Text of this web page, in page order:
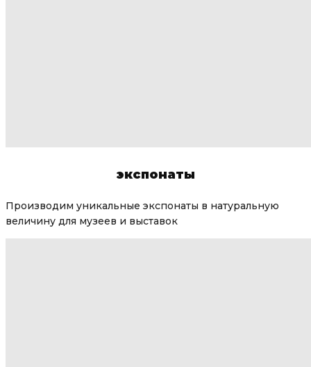
экспонаты
Производим уникальные экспонаты в натуральную
величину для музеев и выставок